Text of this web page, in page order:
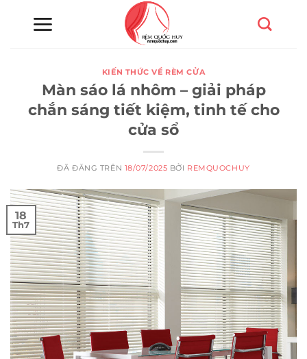
KIẾN THỨC VỀ RÈM CỬA
Màn sáo lá nhôm – giải pháp
chắn sáng tiết kiệm, tinh tế cho
cửa sổ
ĐÃ ĐĂNG TRÊN 18/07/2025 BỞI REMQUOCHUY
18
Th7